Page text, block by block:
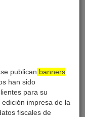
publican banners
han sido
para su
impresa de la
fiscales de